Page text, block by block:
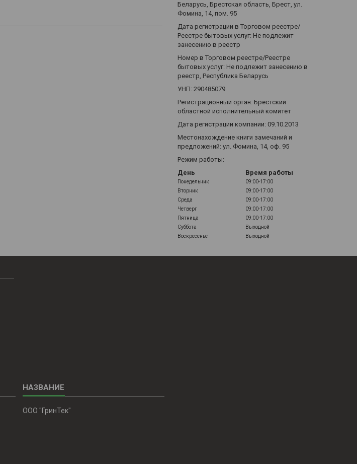
Беларусь, Брестская область, Брест, ул.
Фомина, 14, пом. 95
Дата регистрации в Торговом реестре/
Реестре бытовых услуг: Не подлежит
занесению в реестр
Номер в Торговом реестре/Реестре
бытовых услуг: Не подлежит занесению в
реестр, Республика Беларусь
УНП: 290485079
Регистрационный орган: Брестский
областной исполнительный комитет
Дата регистрации компании: 09.10.2013
Местонахождение книги замечаний и
предложений: ул. Фомина, 14, оф. 95
Режим работы:
День
Время работы
Понедельник
09:00-17:00
Вторник
09:00-17:00
Среда
09:00-17:00
Четверг
09:00-17:00
Пятница
09:00-17:00
Суббота
Выходной
Воскресенье
Выходной
ООО "ГринТек"